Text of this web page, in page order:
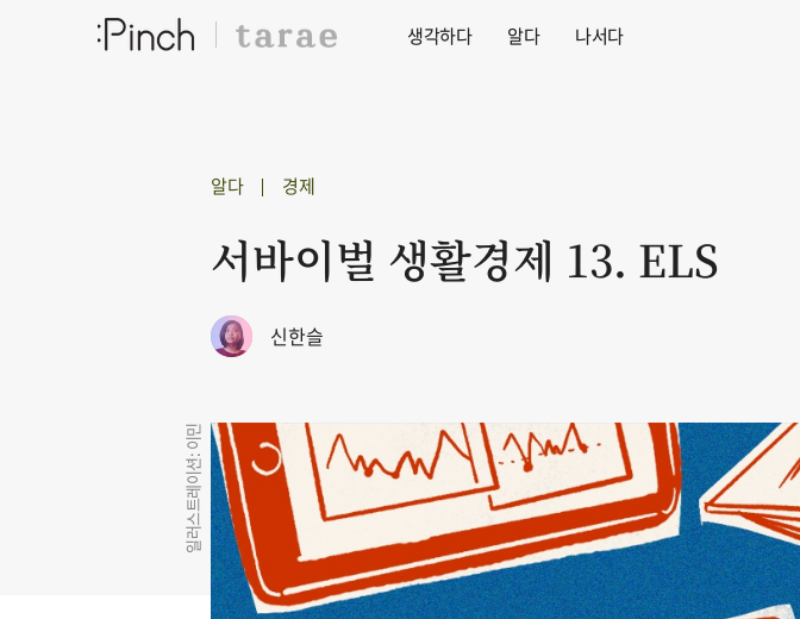
생각하다 알다 나서다
알다 경제
서바이벌 생활경제 13. ELS
신한슬
일러스트레이션: 이민